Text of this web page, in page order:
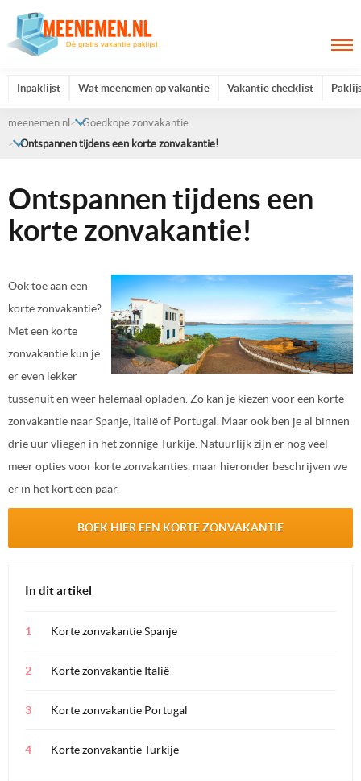
Inpaklijst Wat meenemen op vakantie Vakantie checklist
meenemen.nl
Goedkope zonvakantie
Ontspannen tijdens een korte zonvakantie!
Ontspannen tijdens een
korte zonvakantie!
Ook toe aan een
korte zonvakantie?
Met een korte
zonvakantie kun je
er even lekker
tussenuit en weer helemaal opladen. Zo kan je kiezen voor een korte
zonvakantie naar Spanje, Italië of Portugal. Maar ook ben je al binnen
drie uur vliegen in het zonnige Turkije. Natuurlijk zijn er nog veel
meer opties voor korte zonvakanties, maar hieronder beschrijven we
er in het kort een paar.
BOEK HIER EEN KORTE ZONVAKANTIE
In dit artikel
Korte zonvakantie Spanje
Korte zonvakantie Italië
Korte zonvakantie Portugal
Korte zonvakantie Turkije